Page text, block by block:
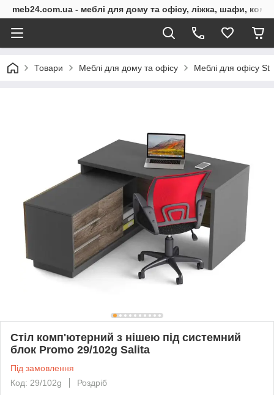
meb24.com.ua - меблі для дому та офісу, ліжка, шафи,
Товари Меблі для дому та офісу Меблі для офісу St
Стіл комп'ютерний з нішею під системний
блок Promo 29/102g Salita
Під замовлення
Код: 29/102g
Роздріб